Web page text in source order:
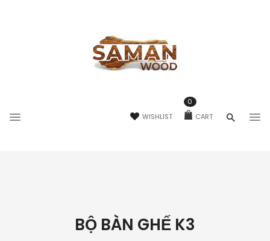
WISHLIST CART
0
BỘ BÀN GHẾ K3